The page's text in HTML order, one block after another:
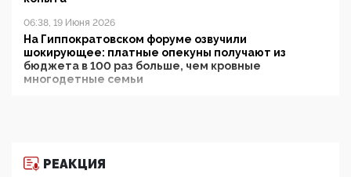
06:38, 19 Июня 2026
На Гиппократовском форуме озвучили
шокирующее: платные опекуны получают из
бюджета в 100 раз больше, чем кровные
многодетные семьи
11:53, 09 Июня 2026
РЕАКЦИЯ